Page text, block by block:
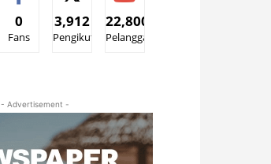
0
Fans
3,912
Pengikut
22,800
Pelanggan
- Advertisement -